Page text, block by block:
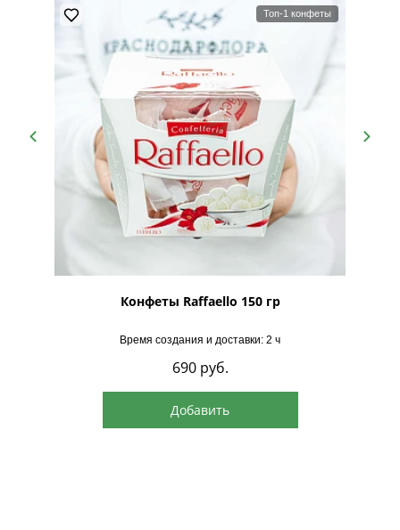
Топ-1 конфеты
Конфеты Raffaello 150 гр
Время создания и доставки: 2 ч
690 руб.
Добавить